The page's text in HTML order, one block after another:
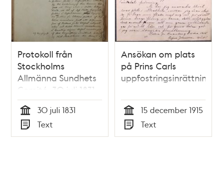
Protokoll från
Stockholms
Allmänna Sundhets
Comité, 30 juli 1831
Tid
30 juli 1831
Typ
Text
Ansökan om plats
på Prins Carls
uppfostringsinrättning
Tid
15 december 1915
Typ
Text